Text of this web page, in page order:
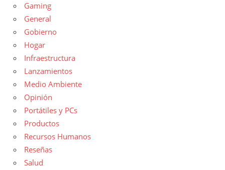
Gaming
General
Gobierno
Hogar
Infraestructura
Lanzamientos
Medio Ambiente
Opinión
Portátiles y PCs
Productos
Recursos Humanos
Reseñas
Salud